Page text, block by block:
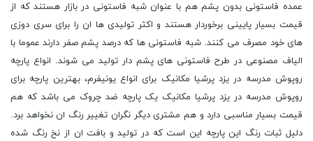
عمده فاستونی بدون پشم هم با عنوان شبه فاستونی در بازار هستند که از
قیمت بسیار پایینی برخوردار هستند و اکثر تولیدی ها ان را برای سری دوزی
های خود مصرف می کنند. شبه فاستونی ها که درصد پشم صفر دارند عموما با
الیاف مصنوعی در طرح فاستونی های پشم دار تولید می شوند. انواع پارچه
روپوش مدرسه در یزد پرشیا مکانیک برای انواع یونیفرم، بهترین پارچه برای
روپوش مدرسه در یزد پرشیا مکانیک یک پارچه ضد چروک می باشد که هم
قیمت بسیار مناسبی دارد و هم مشتری دیگر نگران تغییر رنگ ان نخواهد برد.
دلیل ثبات رنگ این پارچه این است که در تولید و بافت ان از نخ رنگ شده